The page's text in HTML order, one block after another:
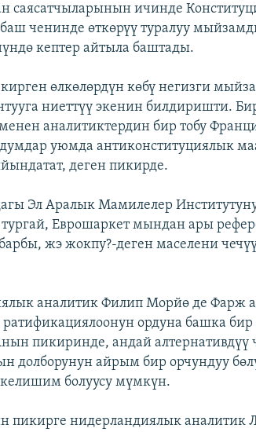
саясатчыларынын ичинде
ченинде өткөрүү туралуу
кептер айтыла баштады.
өлкөлөрдүн көбү негизги
ниеттүү экенин билдиришти.
аналитиктердин бир тобу
уюмда антиконституциялык
деген пикирде.
Эл Аралык Мамилелер
Еврошаркет мындан ары
жэ жокпу?-деген маселени
аналитик Филип Морйө де Фарж
ордуна башка бир
пикиринде, андай алтернативдүү
долборунун айрым бир орчундуу
келишим болуусу мүмкүн.
пикирге нидерландиялык аналитик